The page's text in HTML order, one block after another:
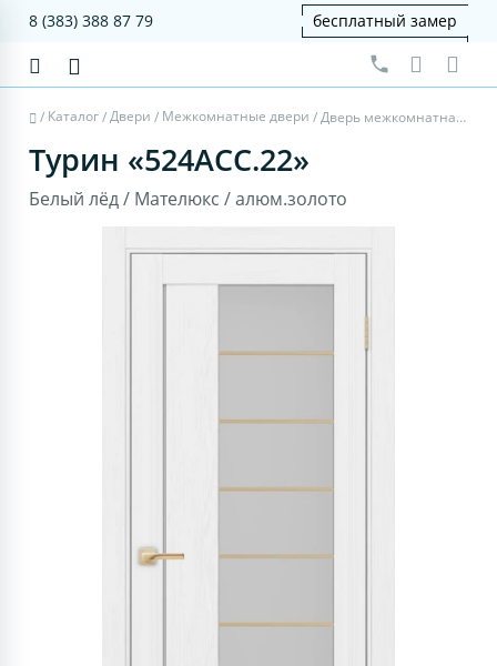
8 (383) 388 87 79 бесплатный замер
/ Каталог/Двери / Межкомнатные двери / Дверь межкомнатная Турин 524АСС.22 - белый лёд, мателюкс, алюм.золото
Турин «524АСС.22»
Белый лёд / Мателюкс / алюм.золото